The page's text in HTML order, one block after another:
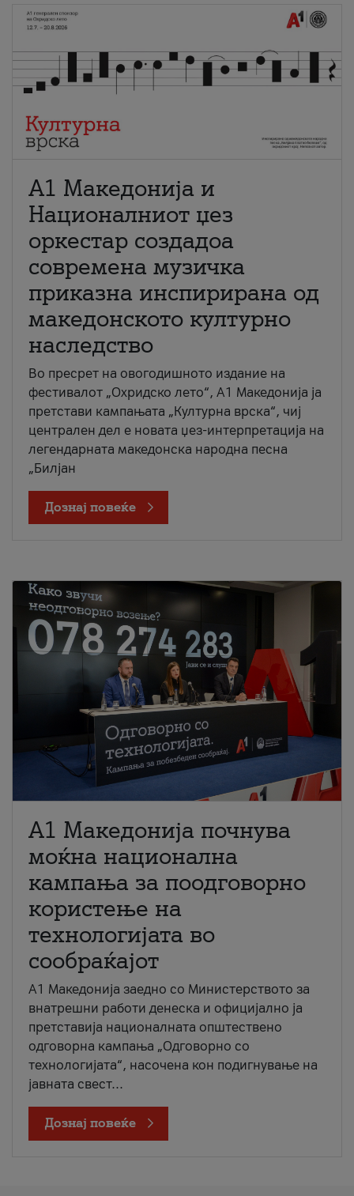
А1 Македонија и
Националниот џез
оркестар создадоа
современа музичка
приказна инспирирана од
македонското културно
наследство
Во пресрет на овогодишното издание на
фестивалот „Охридско лето“, А1 Македонија ја
претстави кампањата „Културна врска“, чиј
централен дел е новата џез-интерпретација на
легендарната македонска народна песна
„Билјан
Дознај повеќе
A1 Македонија почнува
моќна национална
кампања за поодговорно
користење на
технологијата во
сообраќајот
A1 Македонија заедно со Министерството за
внатрешни работи денеска и официјално ја
претставија националната општествено
одговорна кампања „Одговорно со
технологијата“, насочена кон подигнување на
јавната свест...
Дознај повеќе